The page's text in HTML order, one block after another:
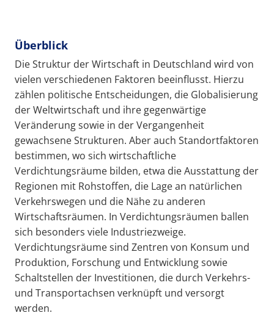
Überblick
Die Struktur der Wirtschaft in Deutschland wird von
vielen verschiedenen Faktoren beeinflusst. Hierzu
zählen politische Entscheidungen, die Globalisierung
der Weltwirtschaft und ihre gegenwärtige
Veränderung sowie in der Vergangenheit
gewachsene Strukturen. Aber auch Standortfaktoren
bestimmen, wo sich wirtschaftliche
Verdichtungsräume bilden, etwa die Ausstattung der
Regionen mit Rohstoffen, die Lage an natürlichen
Verkehrswegen und die Nähe zu anderen
Wirtschaftsräumen. In Verdichtungsräumen ballen
sich besonders viele Industriezweige.
Verdichtungsräume sind Zentren von Konsum und
Produktion, Forschung und Entwicklung sowie
Schaltstellen der Investitionen, die durch Verkehrs-
und Transportachsen verknüpft und versorgt
werden.